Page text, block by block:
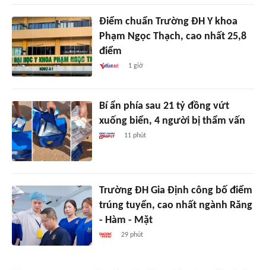
Điểm chuẩn Trường ĐH Y khoa
Phạm Ngọc Thạch, cao nhất 25,8
điểm
1 giờ
Bí ẩn phía sau 21 tỷ đồng vứt
xuống biển, 4 người bị thẩm vấn
11 phút
Trường ĐH Gia Định công bố điểm
trúng tuyển, cao nhất ngành Răng
- Hàm - Mặt
29 phút